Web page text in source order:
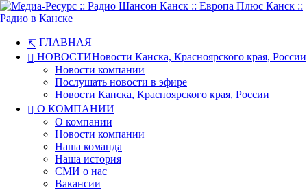
ГЛАВНАЯ
НОВОСТИНовости Канска, Красноярского края, России
Новости компании
Послушать новости в эфире
Новости Канска, Красноярского края, России
О КОМПАНИИ
О компании
Новости компании
Наша команда
Наша история
СМИ о нас
Вакансии